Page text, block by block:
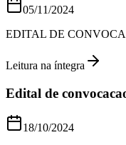
05/11/2024
EDITAL DE
Leitura na íntegra
Edital de
18/10/2024